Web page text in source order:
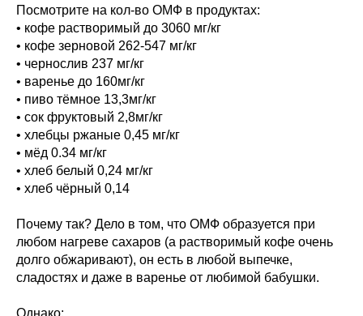
Посмотрите на кол-во ОМФ в продуктах:
• кофе растворимый до 3060 мг/кг
• кофе зерновой 262-547 мг/кг
• чернослив 237 мг/кг
• варенье до 160мг/кг
• пиво тёмное 13,3мг/кг
• сок фруктовый 2,8мг/кг
• хлебцы ржаные 0,45 мг/кг
• мёд 0.34 мг/кг
• хлеб белый 0,24 мг/кг
• хлеб чёрный 0,14
Почему так? Дело в том, что ОМФ образуется при
любом нагреве сахаров (а растворимый кофе очень
долго обжаривают), он есть в любой выпечке,
сладостях и даже в варенье от любимой бабушки.
Однако: